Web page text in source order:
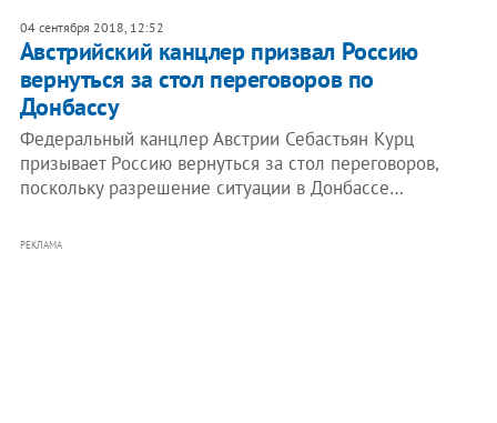
04 сентября 2018, 12:52
Австрийский канцлер призвал Россию
вернуться за стол переговоров по
Донбассу
Федеральный канцлер Австрии Себастьян Курц
призывает Россию вернуться за стол переговоров,
поскольку разрешение ситуации в Донбассе…
РЕКЛАМА